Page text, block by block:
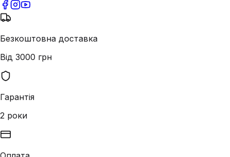
Безкоштовна доставка
Від 3000 грн
Гарантія
2 роки